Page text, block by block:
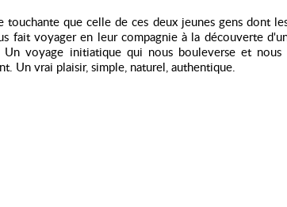
touchante que celle de ces deux jeunes gens dont
fait voyager en leur compagnie à la découverte
Un voyage initiatique qui nous bouleverse et
Un vrai plaisir, simple, naturel, authentique.